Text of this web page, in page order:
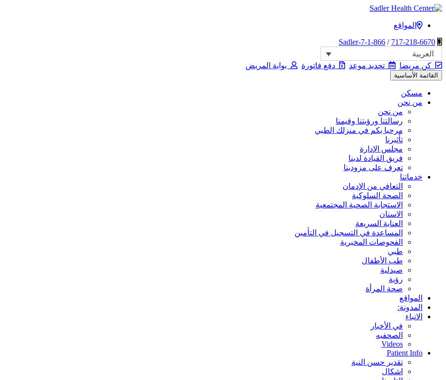
انتقل
المحتوى
مركز سادلر الصحي
المواقع
717-218-6670
/
1-866-Sadler-7
العربية
كن مريضا
تحديد موعد دفع فاتورة بوابة المريض
القائمة الأساسية
مسكن
من نحن
من نحن
رسالتنا ورؤيتنا وقيمنا
مرحبا بكم في منزلك الطبي
تأثيرنا
مجلس الإدارة
فريق القيادة لدينا
تعرف على مزودينا
خدماتنا
التعافي من الإدمان
الصحة السلوكية
الاستجابة الصحية المجتمعية
الاسنان
العناية السريعة
المساعدة في التسجيل في التأمين
الفحوصات المخبرية
طبي
طب الأطفال
صيدلية
رؤية
صحة المرأة
المواقع
المدونة:
الانباء
في الأخبار
الصحفيه
Videos
Patient Info
تقدير حسن النية
اشكال